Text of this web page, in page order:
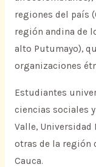
regiones del país
región andina de
alto Putumayo),
organizaciones
Estudiantes
ciencias sociales
Valle, Universidad
otras de la región
Cauca.